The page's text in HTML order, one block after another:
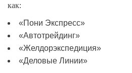
как:
«Пони Экспресс»
«Автотрейдинг»
«Желдорэкспедиция»
«Деловые Линии»